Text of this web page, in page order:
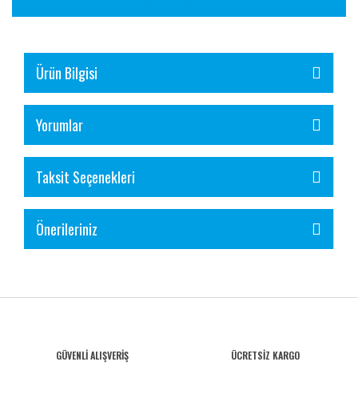
Ürün Bilgisi
Yorumlar
Taksit Seçenekleri
Önerileriniz
GÜVENLİ ALIŞVERİŞ ÜCRETSİZ KARGO